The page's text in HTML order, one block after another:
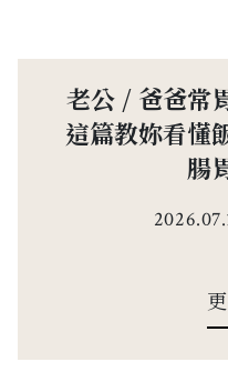
老公 / 爸爸常
這篇教妳看懂
腸